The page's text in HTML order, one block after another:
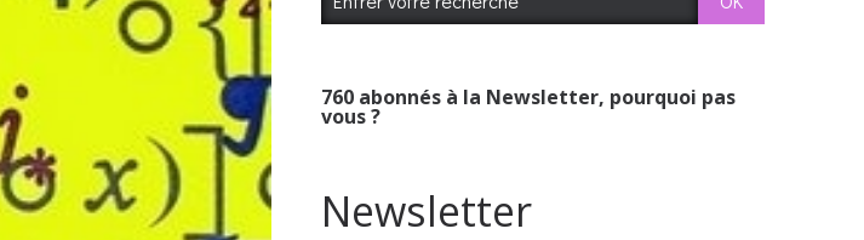
760abonnés à la Newsletter, pourquoi pas
vous ?
Newsletter